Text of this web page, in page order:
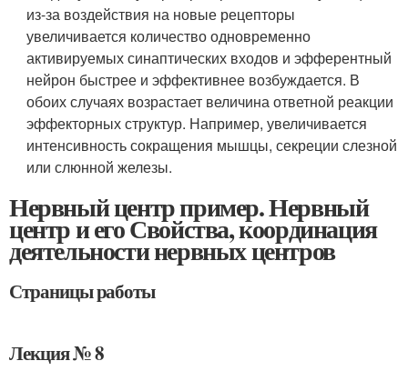
из-за воз­действия на новые рецепторы
увеличивается количество одно­временно
активируемых синаптических входов и эфферентный
нейрон быстрее и эффективнее возбуждается. В
обоих случаях возрастает величина ответной реакции
эффекторных структур. Например, увеличивается
интенсивность сокращения мышцы, секреции слезной
или слюнной железы.
Нервный центр пример. Нервный
центр и его Свойства, координация
деятельности нервных центров
Страницы работы
Лекция № 8